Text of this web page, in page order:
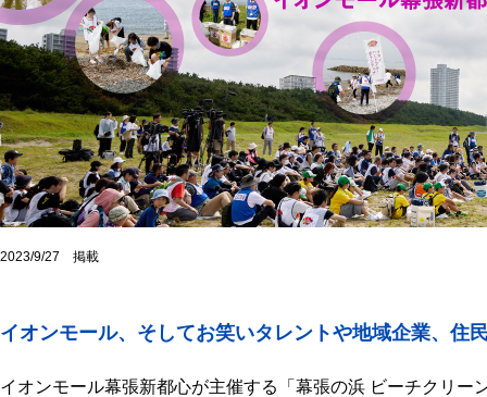
2023/9/27 掲載
イオンモール、そしてお笑いタレントや地域企業、住
イオンモール幕張新都心が主催する「幕張の浜 ビーチクリー